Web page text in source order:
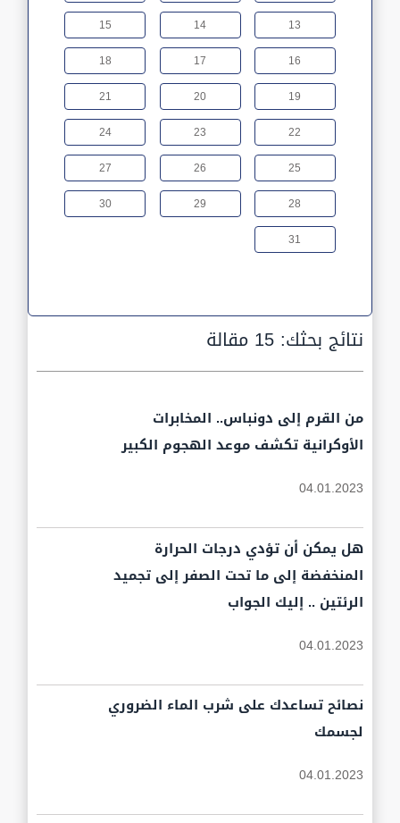
13
14
15
16
17
18
19
20
21
22
23
24
25
26
27
28
29
30
31
نتائج بحثك:15 مقالة
من القرم إلى دونباس.. المخابرات
الأوكرانية تكشف موعد الهجوم الكبير
04.01.2023
هل يمكن أن تؤدي درجات الحرارة
المنخفضة إلى ما تحت الصفر إلى تجميد
الرئتين .. إليك الجواب
04.01.2023
نصائح تساعدك على شرب الماء الضروري
لجسمك
04.01.2023